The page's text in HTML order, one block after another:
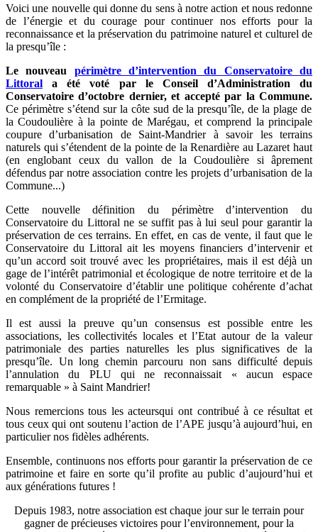
Voici une nouvelle qui donne du sens à notre action et nous redonne
de l’énergie et du courage pour continuer nos efforts pour la
reconnaissance et la préservation du patrimoine naturel et culturel de
la presqu’île :
Le nouveau périmètre d’intervention du Conservatoire du
Littoral a été voté par le Conseil d’Administration du
Conservatoire d’octobre dernier, et accepté par la Commune.
Ce périmètre s’étend sur la côte sud de la presqu’île, de la plage de
la Coudoulière à la pointe de Marégau, et comprend la principale
coupure d’urbanisation de Saint-Mandrier à savoir les terrains
naturels qui s’étendent de la pointe de la Renardière au Lazaret haut
(en englobant ceux du vallon de la Coudoulière si âprement
défendus par notre association contre les projets d’urbanisation de la
Commune...)
Cette nouvelle définition du périmètre d’intervention du
Conservatoire du Littoral ne se suffit pas à lui seul pour garantir la
préservation de ces terrains. En effet, en cas de vente, il faut que le
Conservatoire du Littoral ait les moyens financiers d’intervenir et
qu’un accord soit trouvé avec les propriétaires, mais il est déjà un
gage de l’intérêt patrimonial et écologique de notre territoire et de la
volonté du Conservatoire d’établir une politique cohérente d’achat
en complément de la propriété de l’Ermitage.
Il est aussi la preuve qu’un consensus est possible entre les
associations, les collectivités locales et l’Etat autour de la valeur
patrimoniale des parties naturelles les plus significatives de la
presqu’île. Un long chemin parcouru non sans difficulté depuis
l’annulation du PLU qui ne reconnaissait « aucun espace
remarquable » à Saint Mandrier!
Nous remercions tous les acteursqui ont contribué à ce résultat et
tous ceux qui ont soutenu l’action de l’APE jusqu’à aujourd’hui, en
particulier nos fidèles adhérents.
Ensemble, continuons nos efforts pour garantir la préservation de ce
patrimoine et faire en sorte qu’il profite au public d’aujourd’hui et
aux générations futures !
Depuis 1983, notre association est chaque jour sur le terrain pour
gagner de précieuses victoires pour l’environnement, pour la